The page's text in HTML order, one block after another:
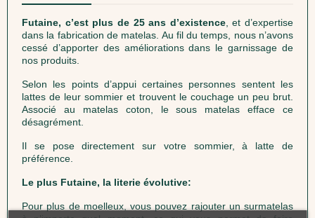
Futaine, c’est plus de 25 ans d’existence, et d’expertise
dans la fabrication de matelas. Au fil du temps, nous n’avons
cessé d’apporter des améliorations dans le garnissage de
nos produits.
Selon les points d’appui certaines personnes sentent les
lattes de leur sommier et trouvent le couchage un peu brut.
Associé au matelas coton, le sous matelas efface ce
désagrément.
Il se pose directement sur votre sommier, à latte de
préférence.
Le plus Futaine, la literie évolutive:
Pour plus de moelleux, vous pouvez rajouter un surmatelas